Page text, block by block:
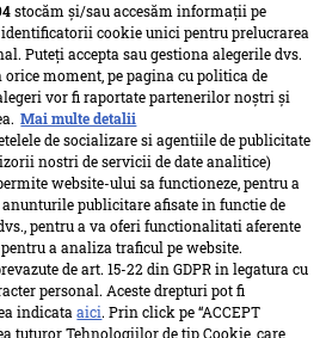
stocăm și/sau accesăm informații pe
cookie unici pentru prelucrarea
Puteți accepta sau gestiona alegerile dvs.
moment, pe pagina cu politica de
vor fi raportate partenerilor noștri și
Mai multe detalii
de socializare si agentiile de publicitate
nostri de servicii de date analitice)
website-ului sa functioneze, pentru a
publicitare afisate in functie de
pentru a va oferi functionalitati aferente
a analiza traficul pe website.
de art. 15-22 din GDPR in legatura cu
personal. Aceste drepturi pot fi
indicataaici. Prin click pe “ACCEPT
tuturor Tehnologiilor de tip Cookie, care